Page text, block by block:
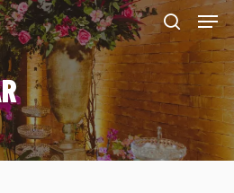
search
Menu
Close
Filters
Menu